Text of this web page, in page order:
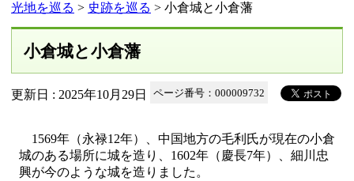
光地を巡る > 史跡を巡る > 小倉城と小倉藩
小倉城と小倉藩
更新日 : 2025年10月29日 ページ番号：000009732
1569年（永禄12年）、中国地方の毛利氏が現在の小倉
城のある場所に城を造り、1602年（慶長7年）、細川忠
興が今のような城を造りました。